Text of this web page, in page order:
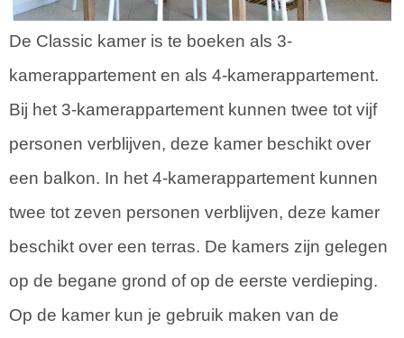
De Classic kamer is te boeken als 3-
kamerappartement en als 4-kamerappartement.
Bij het 3-kamerappartement kunnen twee tot vijf
personen verblijven, deze kamer beschikt over
een balkon. In het 4-kamerappartement kunnen
twee tot zeven personen verblijven, deze kamer
beschikt over een terras. De kamers zijn gelegen
op de begane grond of op de eerste verdieping.
Op de kamer kun je gebruik maken van de